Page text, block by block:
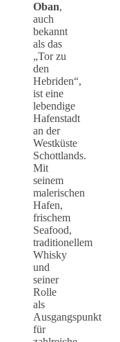
Oban,
auch
bekannt
als das
„Tor zu
den
Hebriden“,
ist eine
lebendige
Hafenstadt
an der
Westküste
Schottlands.
Mit
seinem
malerischen
Hafen,
frischem
Seafood,
traditionellem
Whisky
und
seiner
Rolle
als
Ausgangspunkt
für